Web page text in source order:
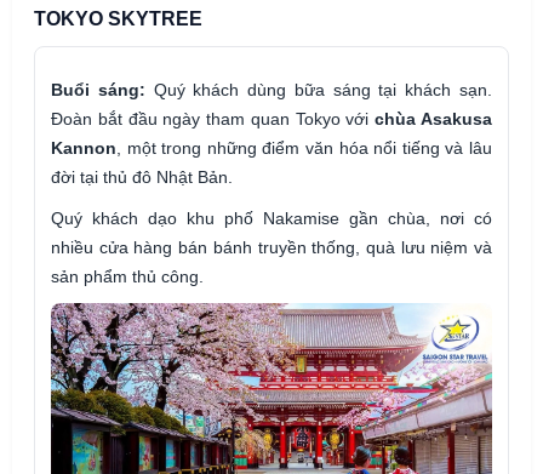
TOKYO SKYTREE
Buổi sáng: Quý khách dùng bữa sáng tại khách sạn.
Đoàn bắt đầu ngày tham quan Tokyo vớichùa Asakusa
Kannon , một trong những điểm văn hóa nổi tiếng và lâu
đời tại thủ đô Nhật Bản.
Quý khách dạo khu phố Nakamise gần chùa, nơi có
nhiều cửa hàng bán bánh truyền thống, quà lưu niệm và
sản phẩm thủ công.